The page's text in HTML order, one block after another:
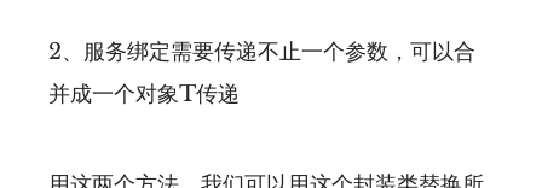
2、服务绑定需要传递不止一个参数，可以合
并成一个对象T传递